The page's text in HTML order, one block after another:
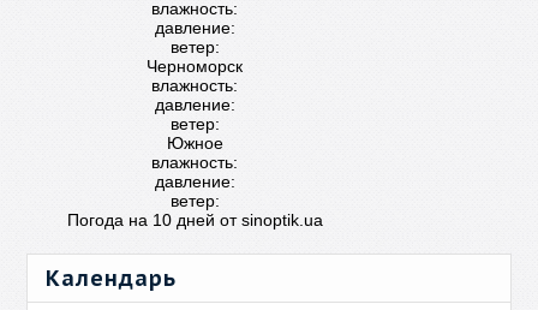
влажность:
давление:
ветер:
Черноморск
влажность:
давление:
ветер:
Южное
влажность:
давление:
ветер:
Погода на 10 дней отsinoptik.ua
Календарь